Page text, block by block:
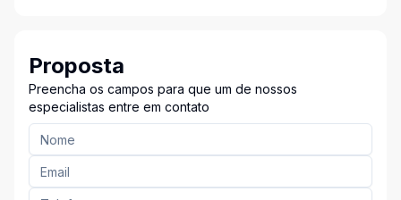
Proposta
Preencha os campos para que um de nossos
especialistas entre em contato